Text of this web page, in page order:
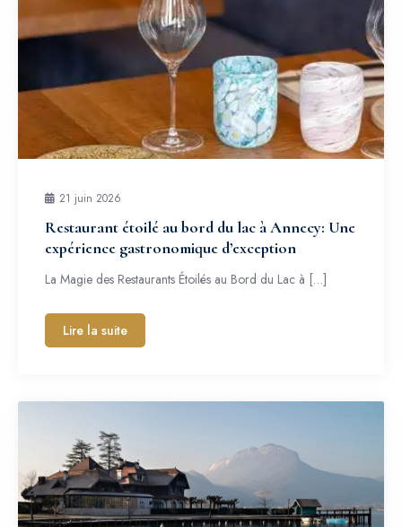
21 juin 2026
Restaurant étoilé au bord du lac à Annecy: Une
expérience gastronomique d’exception
La Magie des Restaurants Étoilés au Bord du Lac à […]
Lire la suite